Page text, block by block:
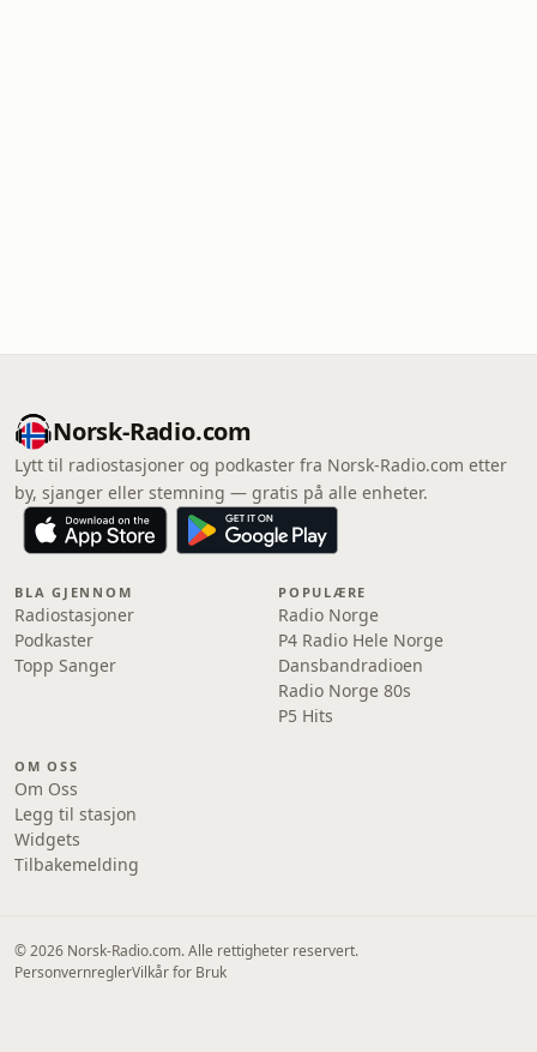
Norsk-Radio.com
Lytt til radiostasjoner og podkaster fra Norsk-Radio.com etter
by, sjanger eller stemning — gratis på alle enheter.
BLA GJENNOM
Radiostasjoner
Podkaster
Topp Sanger
POPULÆRE
Radio Norge
P4 Radio Hele Norge
Dansbandradioen
Radio Norge 80s
P5 Hits
OM OSS
Om Oss
Legg til stasjon
Widgets
Tilbakemelding
© 2026 Norsk-Radio.com. Alle rettigheter reservert.
PersonvernreglerVilkår for Bruk